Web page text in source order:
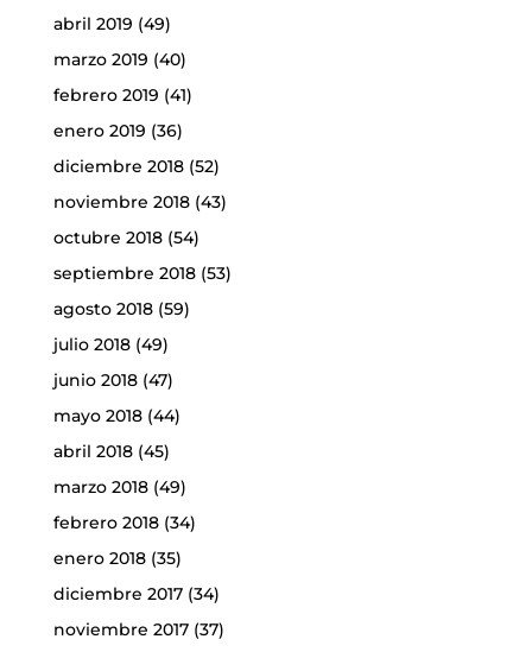
abril 2019 (49)
marzo 2019 (40)
febrero 2019 (41)
enero 2019 (36)
diciembre 2018(52)
noviembre 2018(43)
octubre 2018(54)
septiembre 2018(53)
agosto 2018(59)
julio 2018(49)
junio 2018(47)
mayo 2018(44)
abril 2018(45)
marzo 2018(49)
febrero 2018(34)
enero 2018(35)
diciembre 2017(34)
noviembre 2017(37)